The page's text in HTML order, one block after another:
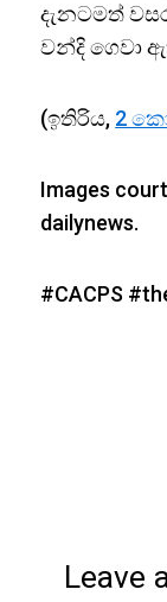
දැනටමත්
වන්දි ගෙවා
(ඉතිරිය, 2
Images
dailynews.
#CACPS
Leave